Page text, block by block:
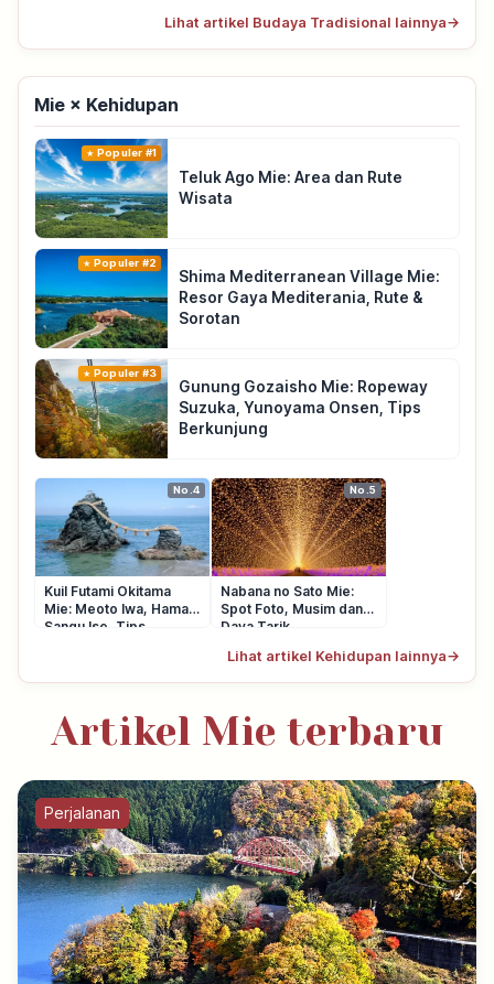
Lihat artikel Budaya Tradisional lainnya→
Mie × Kehidupan
Populer #1
Teluk Ago Mie: Area dan Rute
Wisata
Populer #2
Shima Mediterranean Village Mie:
Resor Gaya Mediterania, Rute &
Sorotan
Populer #3
Gunung Gozaisho Mie: Ropeway
Suzuka, Yunoyama Onsen, Tips
Berkunjung
No.4
Kuil Futami Okitama
Mie: Meoto Iwa, Hama-
Sangu Ise, Tips
No.5
Nabana no Sato Mie:
Spot Foto, Musim dan
Daya Tarik
Lihat artikel Kehidupan lainnya→
Artikel Mie terbaru
Perjalanan